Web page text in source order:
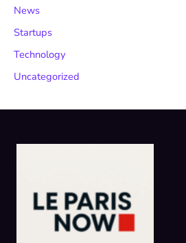
News
Startups
Technology
Uncategorized